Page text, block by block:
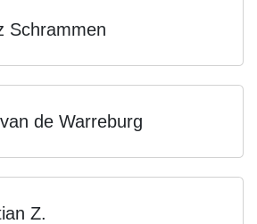
Schrammen
de Warreburg
Z.